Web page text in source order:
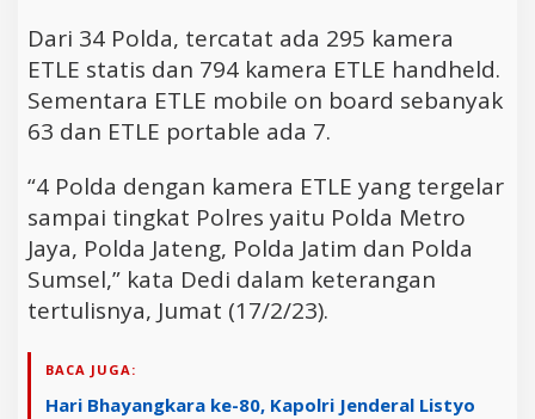
Dari 34 Polda, tercatat ada 295 kamera
ETLE statis dan 794 kamera ETLE handheld.
Sementara ETLE mobile on board sebanyak
63 dan ETLE portable ada 7.
“4 Polda dengan kamera ETLE yang tergelar
sampai tingkat Polres yaitu Polda Metro
Jaya, Polda Jateng, Polda Jatim dan Polda
Sumsel,” kata Dedi dalam keterangan
tertulisnya, Jumat (17/2/23).
BACA JUGA:
Hari Bhayangkara ke-80, Kapolri Jenderal Listyo